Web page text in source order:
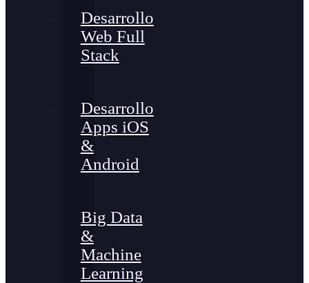
Desarrollo
Web Full
Stack
Desarrollo
Apps iOS
&
Android
Big Data
&
Machine
Learning